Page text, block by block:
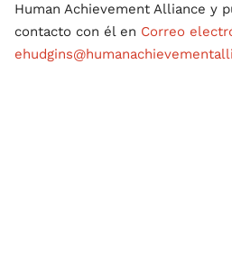
Human Achievement Alliance y
contacto con él en Correo